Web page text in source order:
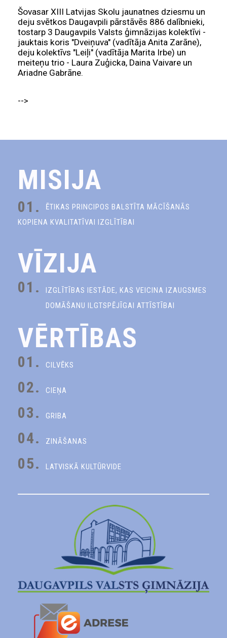
Šovasar XIII Latvijas Skolu jaunatnes dziesmu un
deju svētkos Daugavpili pārstāvēs 886 dalībnieki,
tostarp 3 Daugavpils Valsts ģimnāzijas kolektīvi -
jauktais koris "Dveiņuva" (vadītāja Anita Zarāne),
deju kolektīvs "Leiļi" (vadītāja Marita Irbe) un
meiteņu trio - Laura Zuģicka, Daina Vaivare un
Ariadne Gabrāne.
-->
MISIJA
01.
ĒTIKAS PRINCIPOS BALSTĪTA MĀCĪŠANĀS
KOPIENA KVALITATĪVAI IZGLĪTĪBAI
VĪZIJA
01.
IZGLĪTĪBAS IESTĀDE, KAS VEICINA IZAUGSMES
DOMĀŠANU ILGTSPĒJĪGAI ATTĪSTĪBAI
VĒRTĪBAS
01. CILVĒKS
02. CIEŅA
03. GRIBA
04. ZINĀŠANAS
05. LATVISKĀ KULTŪRVIDE